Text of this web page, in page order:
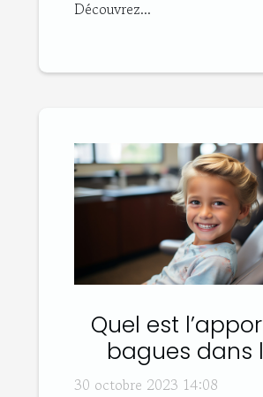
Découvrez...
Quel est
bagues dans
traitements
30 octobre 2023 14:08